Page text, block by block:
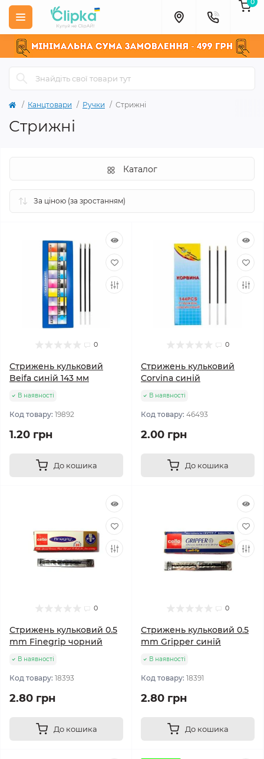
Канцтовари Ручки Стрижні
Стрижні
Каталог
0
Стрижень кульковий
Beifa синій 143 мм
В наявності
Код товару: 19892
1.20 грн
До кошика
0
Стрижень кульковий
Corvina синій
В наявності
Код товару: 46493
2.00 грн
До кошика
0
Стрижень кульковий 0.5
mm Finegrip чорний
В наявності
Код товару: 18393
2.80 грн
До кошика
0
Стрижень кульковий 0.5
mm Gripper синій
В наявності
Код товару: 18391
2.80 грн
До кошика